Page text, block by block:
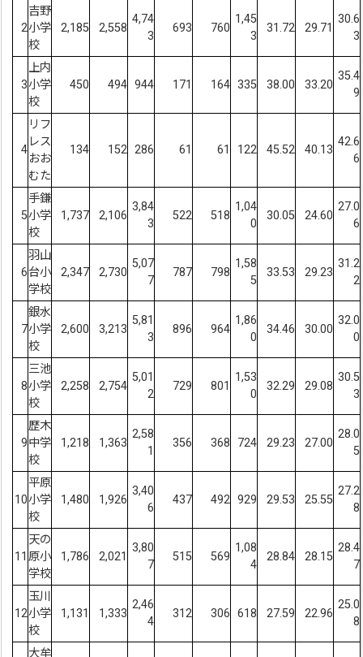
2
吉野
小学
校
2,185 2,558
4,74
3
693 760
1,45
3
31.72 29.71
30.6
3
3
上内
小学
校
450 494 944 171 164 335 38.00 33.20
35.4
9
4
リフ
レス
おお
むた
134 152 286 61 61 122 45.52 40.13
42.6
6
5
手鎌
小学
校
1,737 2,106
3,84
3
522 518
1,04
0
30.05 24.60
27.0
6
6
羽山
台小
学校
2,347 2,730
5,07
7
787 798
1,58
5
33.53 29.23
31.2
2
7
銀水
小学
校
2,600 3,213
5,81
3
896 964
1,86
0
34.46 30.00
32.0
0
8
三池
小学
校
2,258 2,754
5,01
2
729 801
1,53
0
32.29 29.08
30.5
3
9
歴木
中学
校
1,218 1,363
2,58
1
356 368 724 29.23 27.00
28.0
5
10
平原
小学
校
1,480 1,926
3,40
6
437 492 929 29.53 25.55
27.2
8
11
天の
原小
学校
1,786 2,021
3,80
7
515 569
1,08
4
28.84 28.15
28.4
7
12
玉川
小学
校
1,131 1,333
2,46
4
312 306 618 27.59 22.96
25.0
8
大牟